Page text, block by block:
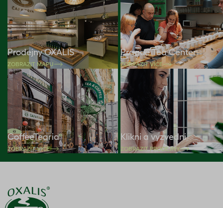
Prodejny OXALIS
ZOBRAZIT MAPU
Prague Tea Center
ZOBRAZIT VÍCE
CoffeeTearia
ZOBRAZIT VÍCE
Klikni a vyzvedni
ZOBRAZIT PRODEJNY